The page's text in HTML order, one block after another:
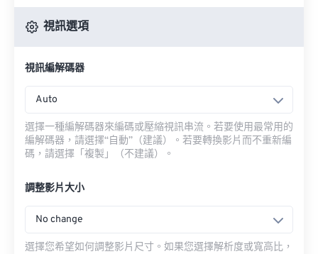
視訊選項
視訊編解碼器
Auto
選擇一種編解碼器來編碼或壓縮視訊串流。若要使用最常用的
編解碼器，請選擇“自動”（建議）。若要轉換影片而不重新編
碼，請選擇「複製」（不建議）。
調整影片大小
No change
選擇您希望如何調整影片尺寸。如果您選擇解析度或寬高比，